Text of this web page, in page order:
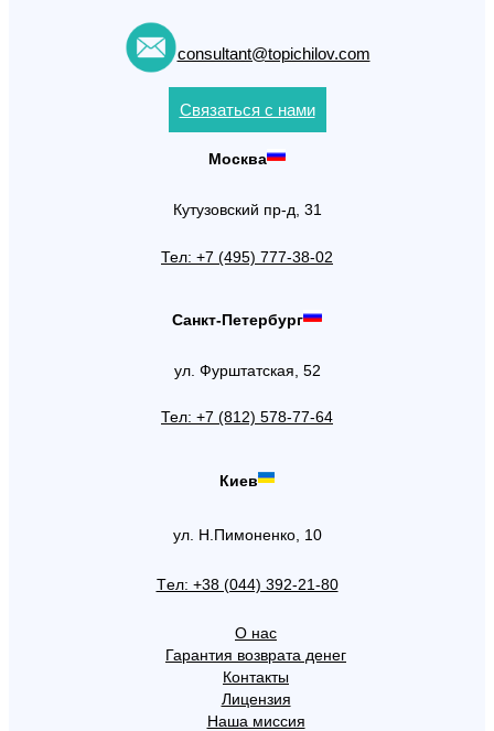
consultant@topichilov.com
Связаться с нами
Москва
Кутузовский пр-д, 31
Тел: +7 (495) 777-38-02
Санкт-Петербург
ул. Фурштатская, 52
Тел: +7 (812) 578-77-64
Киев
ул. Н.Пимоненко, 10
Tел: +38 (044) 392-21-80
О нас
Гарантия возврата денег
Контакты
Лицензия
Наша миссия